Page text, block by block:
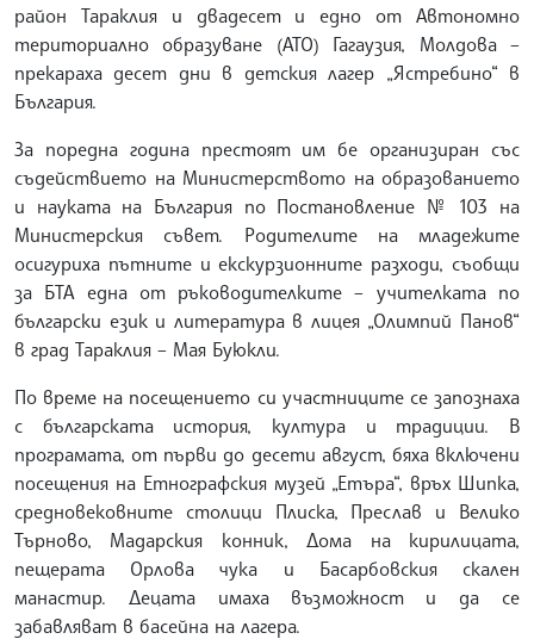
район Тараклия и двадесет и едно от Автономно
териториално образуване (АТО) Гагаузия, Молдова –
прекараха десет дни в детския лагер „Ястребино“ в
България.
За поредна година престоят им бе организиран със
съдействието на Министерството на образованието
и науката на България по Постановление № 103 на
Министерския съвет. Родителите на младежите
осигуриха пътните и екскурзионните разходи, съобщи
за БТА една от ръководителките – учителката по
български език и литература в лицея „Олимпий Панов“
в град Тараклия – Мая Буюкли.
По време на посещението си участниците се запознаха
с българската история, култура и традиции. В
програмата, от първи до десети август, бяха включени
посещения на Етнографския музей „Етъра“, връх Шипка,
средновековните столици Плиска, Преслав и Велико
Търново, Мадарския конник, Дома на кирилицата,
пещерата Орлова чука и Басарбовския скален
манастир. Децата имаха възможност и да се
забавляват в басейна на лагера.